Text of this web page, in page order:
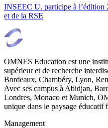
INSEEC U. participe à l’édition
et de la RSE
OMNES Education est une
supérieur et de recherche
Bordeaux, Chambéry, Lyon,
Avec ses campus à Abidjan,
Londres, Monaco et Munich,
unique dans le paysage éducatif
Management